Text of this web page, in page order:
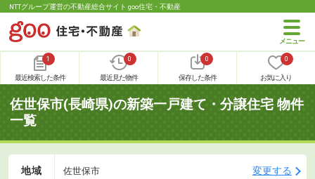
NTTグループ運営の不動産総合サイト goo住宅・不動産
1
最近検索した条件
0
最近見た物件
0
保存した条件
0
お気に入り
佐世保市(長崎県)の新築一戸建て・分譲住宅 物件
一覧
地域 佐世保市 変更する